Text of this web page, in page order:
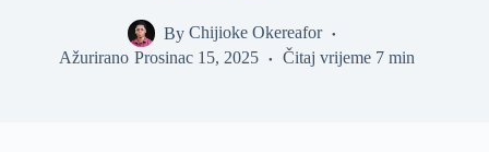
By Chijioke Okereafor
Ažurirano Prosinac 15, 2025 Čitaj vrijeme 7 min